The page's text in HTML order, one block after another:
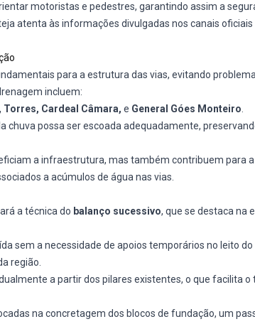
motoristas e pedestres, garantindo assim a
atenta às informações divulgadas nos canais
para a estrutura das vias, evitando
incluem:
Torres, Cardeal Câmara, e General Góes Monteiro
chuva possa ser escoada adequadamente,
a infraestrutura, mas também contribuem para
a acúmulos de água nas vias.
a técnica do balanço sucessivo, que se destaca na
sem a necessidade de apoios temporários no leito
região.
a partir dos pilares existentes, o que facilita
na concretagem dos blocos de fundação, um